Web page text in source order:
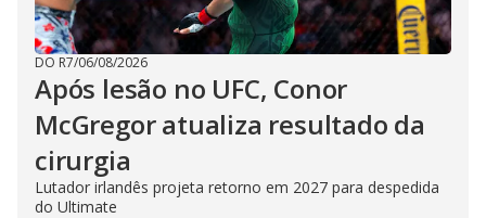
DO R7/06/08/2026
Após lesão no UFC, Conor
McGregor atualiza resultado da
cirurgia
Lutador irlandês projeta retorno em 2027 para despedida
do Ultimate